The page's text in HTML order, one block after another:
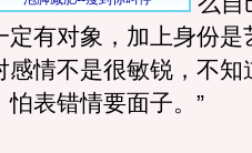
定有对象，加上身份是
感情不是很敏锐，不知
表错情要面子。”